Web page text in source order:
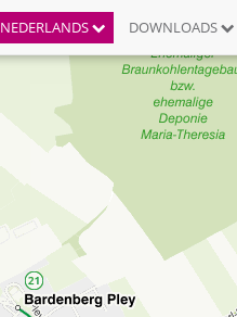
NEDERLANDS DOWNLOADS